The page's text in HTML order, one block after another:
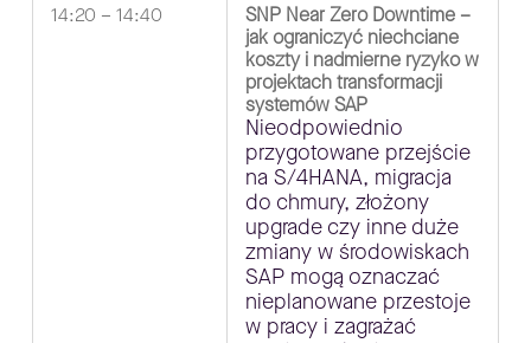
14:20 – 14:40
SNP Near Zero Downtime –
jak ograniczyć niechciane
koszty i nadmierne ryzyko w
projektach transformacji
systemów SAP
Nieodpowiednio
przygotowane przejście
na S/4HANA, migracja
do chmury, złożony
upgrade czy inne duże
zmiany w środowiskach
SAP mogą oznaczać
nieplanowane przestoje
w pracy i zagrażać